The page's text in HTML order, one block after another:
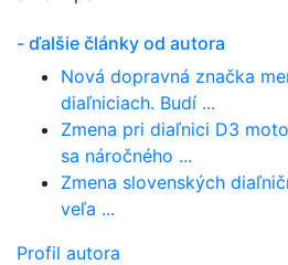
- ďalšie články od autora
Nová dopravná značka
diaľniciach. Budí ...
Zmena pri diaľnici D3
sa náročného ...
Zmena slovenských
veľa ...
Profil autora